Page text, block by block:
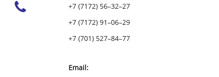
+7 (7172) 56–32–27
+7 (7172) 91–06–29
+7 (701) 527–84–77
Email: